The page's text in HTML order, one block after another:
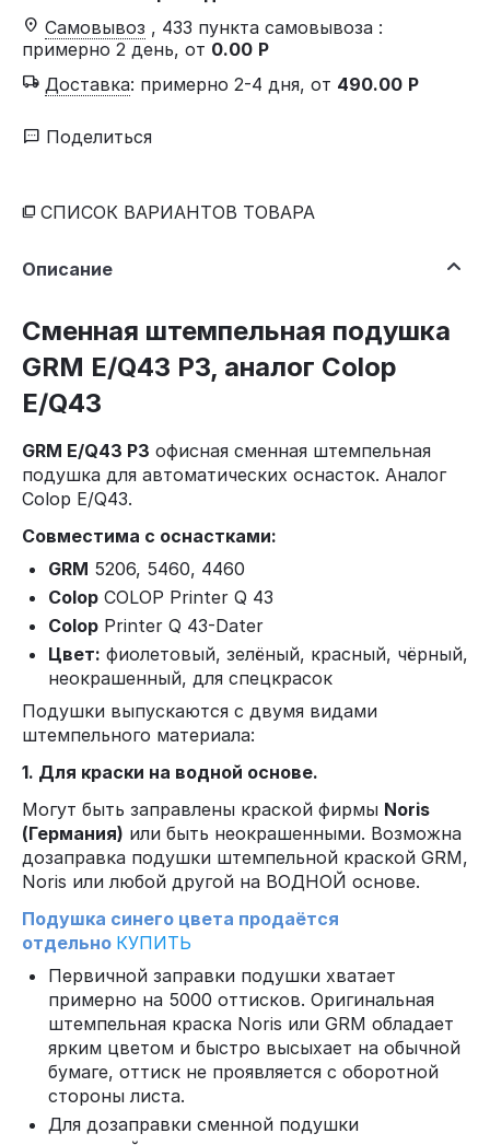
Самовывоз , 433 пункта самовывоза :
примерно 2 день, от 0.00 Р
Доставка: примерно 2-4 дня, от 490.00 Р
Поделиться
СПИСОК ВАРИАНТОВ ТОВАРА
Описание
Сменная штемпельная подушка
GRM E/Q43 P3, аналог Colop
E/Q43
GRM E/Q43 P3 офисная сменная штемпельная
подушка для автоматических оснасток. Аналог
Colop E/Q43.
Совместима с оснастками:
GRM 5206, 5460, 4460
Colop COLOP Printer Q 43
Colop Printer Q 43-Dater
Цвет: фиолетовый, зелёный, красный, чёрный,
неокрашенный, для спецкрасок
Подушки выпускаются с двумя видами
штемпельного материала:
1. Для краски на водной основе.
Могут быть заправлены краской фирмы Noris
(Германия) или быть неокрашенными. Возможна
дозаправка подушки штемпельной краской GRM,
Noris или любой другой на ВОДНОЙ основе.
Подушка синего цвета продаётся
отдельно КУПИТЬ
Первичной заправки подушки хватает
примерно на 5000 оттисков. Оригинальная
штемпельная краска Noris или GRM обладает
ярким цветом и быстро высыхает на обычной
бумаге, оттиск не проявляется с оборотной
стороны листа.
Для дозаправки сменной подушки